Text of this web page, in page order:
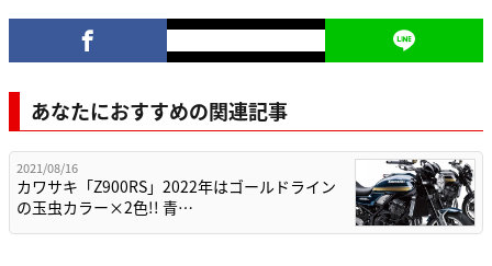
あなたにおすすめの関連記事
2021/08/16
カワサキ「Z900RS」2022年はゴールドライン
の玉虫カラー×2色!! 青…